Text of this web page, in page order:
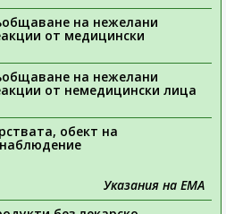
на нежелани
от медицински
на нежелани
от немедицински лица
обект на
Указания на ЕМА